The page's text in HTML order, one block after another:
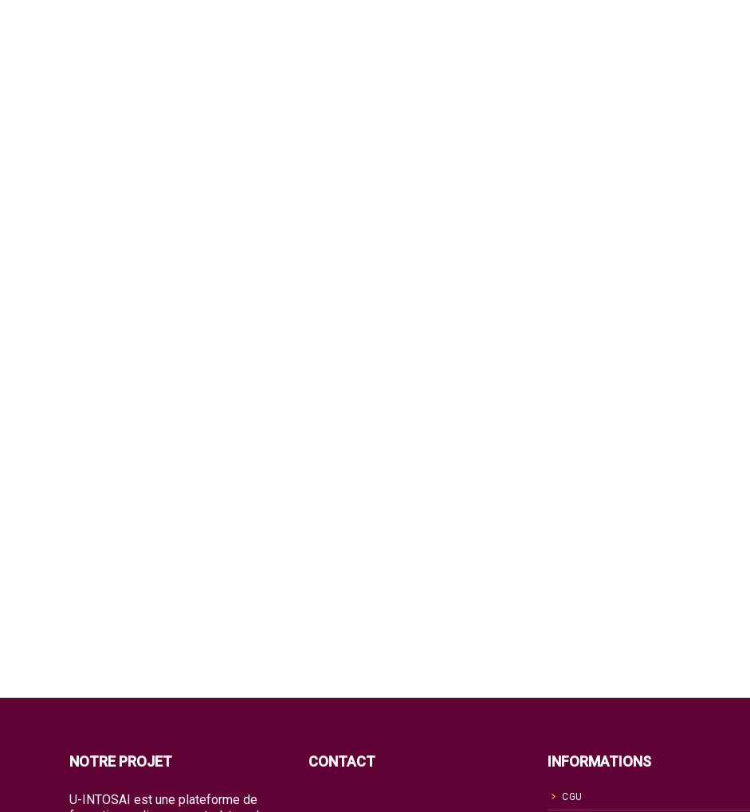
NOTRE PROJET
U-INTOSAI est une plateforme de
CONTACT INFORMATIONS
CGU